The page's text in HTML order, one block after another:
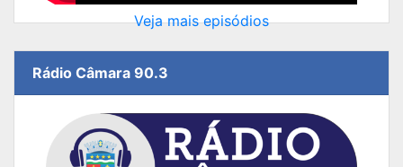
Veja mais episódios
Rádio Câmara 90.3